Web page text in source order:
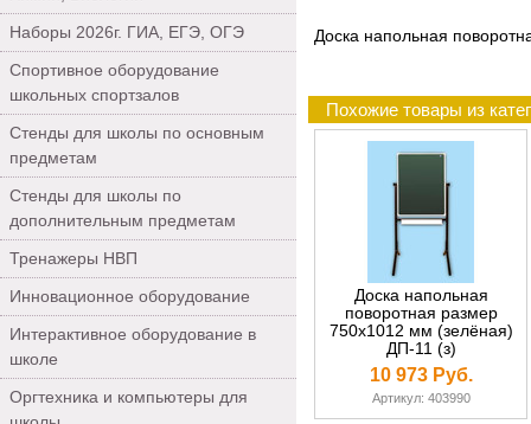
Наборы 2026г. ГИА, ЕГЭ, ОГЭ
Спортивное оборудование
школьных спортзалов
Стенды для школы по основным
предметам
Стенды для школы по
дополнительным предметам
Тренажеры НВП
Инновационное оборудование
Интерактивное оборудование в
школе
Оргтехника и компьютеры для
Доска напольная
Похожие товары из
Доска напольная
поворотная размер
750х1012 мм (зелёная)
ДП-11 (з)
10 973 Руб.
Артикул: 403990